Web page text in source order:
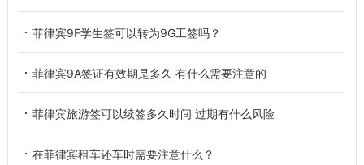
菲律宾9F学生签可以转为9G工签吗？
菲律宾9A签证有效期是多久 有什么需要注意的
菲律宾旅游签可以续签多久时间 过期有什么风险
在菲律宾租车还车时需要注意什么？